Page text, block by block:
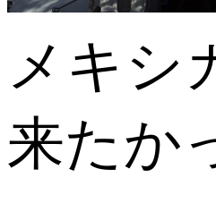
メキシ
来たか